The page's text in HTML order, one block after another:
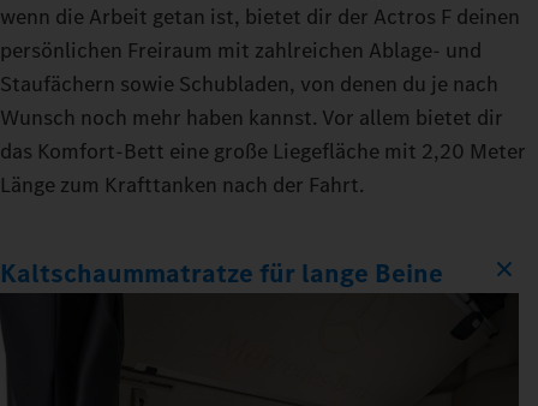
wenn die Arbeit getan ist, bietet dir der Actros F deinen
persönlichen Freiraum mit zahlreichen Ablage- und
Staufächern sowie Schubladen, von denen du je nach
Wunsch noch mehr haben kannst. Vor allem bietet dir
das Komfort‑Bett eine große Liegefläche mit 2,20 Meter
Länge zum Krafttanken nach der Fahrt.
Kaltschaummatratze für lange Beine